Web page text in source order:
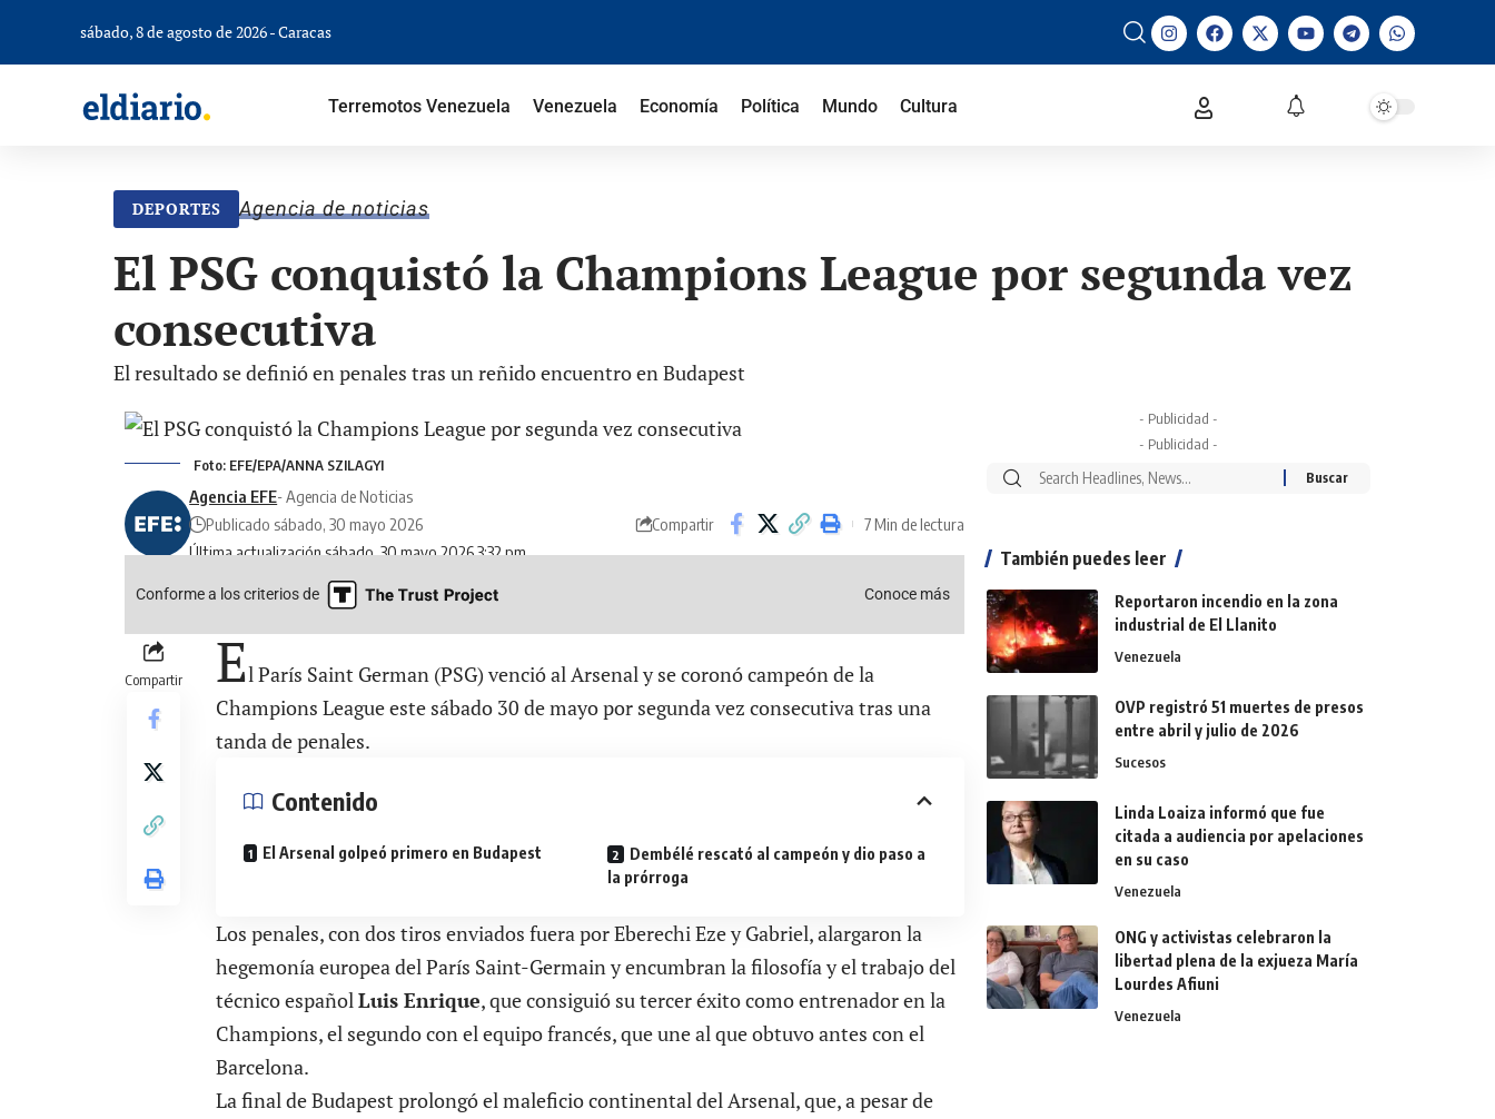
sábado, 8 de agosto de 2026 - Caracas
Terremotos Venezuela Venezuela Economía Política Mundo Cultura
DEPORTES Agencia de noticias
El PSG conquistó la Champions League por segunda vez
consecutiva
El resultado se definió en penales tras un reñido encuentro en Budapest
Foto: EFE/EPA/ANNA SZILAGYI
Última actualización sábado, 30 mayo 2026 3:32 pm
Agencia EFE- Agencia de Noticias
Publicado sábado, 30 mayo 2026
Compartir 7 Min de lectura
Conforme a los criterios de Conoce más
Compartir El París Saint German (PSG) venció al Arsenal y se coronó campeón de la
Champions League este sábado 30 de mayopor segunda vez consecutivatras una
tanda de penales.
Contenido
El Arsenal golpeó primero en Budapest
Dembélé rescató al campeón y dio paso a
la prórroga
Los penales, con dos tiros enviados fuera por Eberechi Eze y Gabriel, alargaron la
hegemonía europea del París Saint-Germain y encumbran la filosofía y el trabajo del
técnico españolLuis Enrique, que consiguió su tercer éxito como entrenador en la
Champions, el segundo con el equipo francés, que une al que obtuvo antes con el
Barcelona.
La final de Budapest prolongó el maleficio continental del Arsenal, que, a pesar de
- Publicidad -
- Publicidad -
También puedes leer
Reportaron incendio en la zona
industrial de El Llanito
Venezuela
OVP registró 51 muertes de presos
entre abril y julio de 2026
Sucesos
Linda Loaiza informó que fue
citada a audiencia por apelaciones
en su caso
Venezuela
ONG y activistas celebraron la
libertad plena de la exjueza María
Lourdes Afiuni
Venezuela